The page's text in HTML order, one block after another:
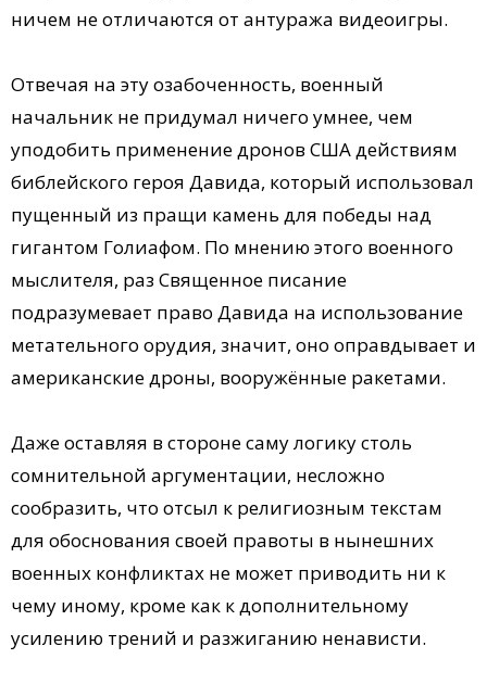
ничем не отличаются от антуража видеоигры.
Отвечая на эту озабоченность, военный
начальник не придумал ничего умнее, чем
уподобить применение дронов США действиям
библейского героя Давида, который использовал
пущенный из пращи камень для победы над
гигантом Голиафом. По мнению этого военного
мыслителя, раз Священное писание
подразумевает право Давида на использование
метательного орудия, значит, оно оправдывает и
американские дроны, вооружённые ракетами.
Даже оставляя в стороне саму логику столь
сомнительной аргументации, несложно
сообразить, что отсыл к религиозным текстам
для обоснования своей правоты в нынешних
военных конфликтах не может приводить ни к
чему иному, кроме как к дополнительному
усилению трений и разжиганию ненависти.